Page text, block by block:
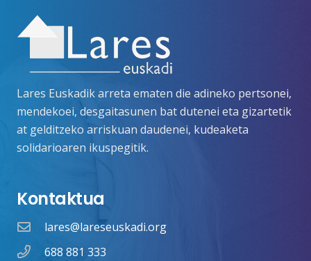
Lares Euskadik arreta ematen die adineko pertsonei,
mendekoei, desgaitasunen bat dutenei eta gizartetik
at gelditzeko arriskuan daudenei, kudeaketa
solidarioaren ikuspegitik.
Kontaktua
lares@lareseuskadi.org
688 881 333